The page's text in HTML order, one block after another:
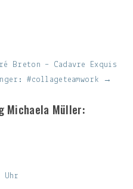
Breton – Cadavre Exquis
#collageteamwork →
Michaela Müller:
Uhr